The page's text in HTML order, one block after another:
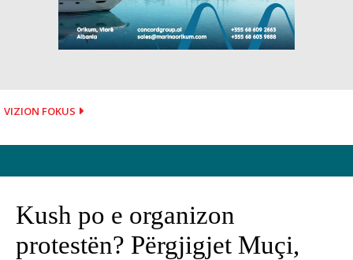
VIZION FOKUS
Kush po e organizon
protestën? Përgjigjet Muçi,